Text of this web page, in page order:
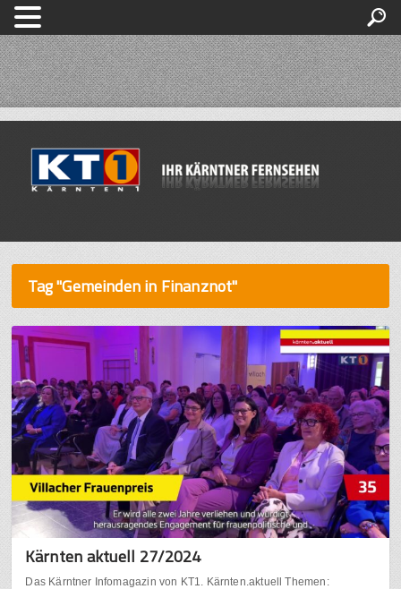
Tag "Gemeinden in Finanznot"
Kärnten aktuell 27/2024
Das Kärntner Infomagazin von KT1. Kärnten.aktuell Themen: